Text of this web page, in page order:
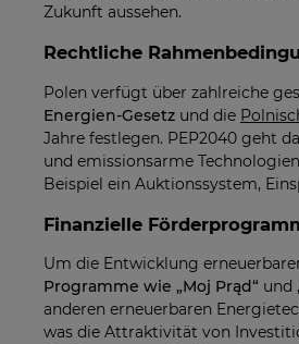
Zukunft aussehen.
Rechtliche
Polen verfügt über zahlreiche
Energien-Gesetz und die
Jahre festlegen. PEP2040 geht
und emissionsarme
Beispiel ein Auktionssystem,
Finanzielle
Um die Entwicklung
Programme wie „Moj Prąd“ und
anderen erneuerbaren
was die Attraktivität von